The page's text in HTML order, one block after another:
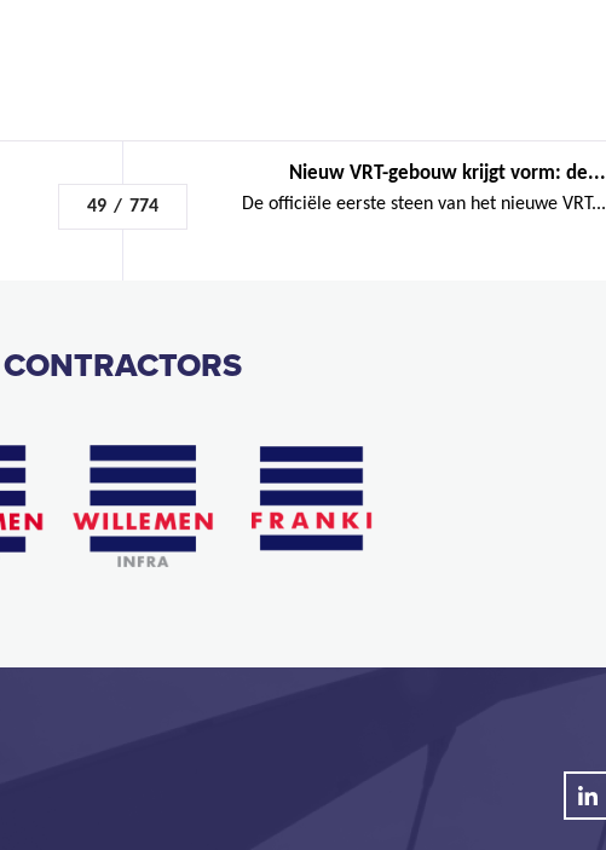
49 / 774
Nieuw VRT-gebouw krijgt vorm: de...
De officiële eerste steen van het nieuwe VRT...
CONTRACTORS